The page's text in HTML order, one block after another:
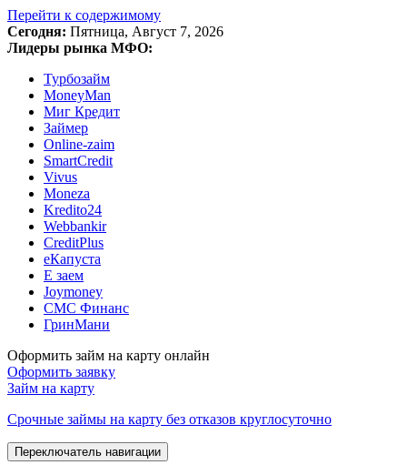
Перейти к содержимому
Сегодня: Пятница, Август 7, 2026
Лидеры рынка МФО:
Турбозайм
MoneyMan
Миг Кредит
Займер
Online-zaim
SmartCredit
Vivus
Moneza
Kredito24
Webbankir
CreditPlus
еКапуста
Е заем
Joymoney
СМС Финанс
ГринМани
Оформить займ на карту онлайн
Оформить заявку
Займ на карту
Срочные займы на карту без отказов круглосуточно
Переключатель навигации